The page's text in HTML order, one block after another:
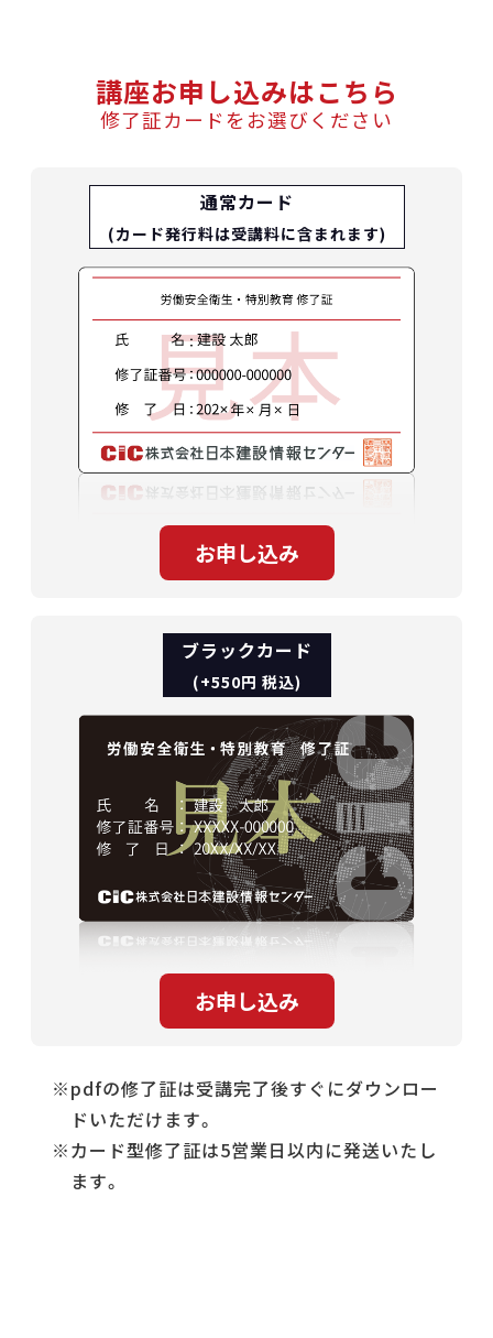
講座お申し込みはこちら
修了証カードをお選びください
通常カード
(カード発行料は受講料に含まれます)
ブラックカード
(+550円 税込)
pdfの修了証は受講完了後すぐにダウンロー
ドいただけます。
カード型修了証は5営業日以内に発送いたし
ます。